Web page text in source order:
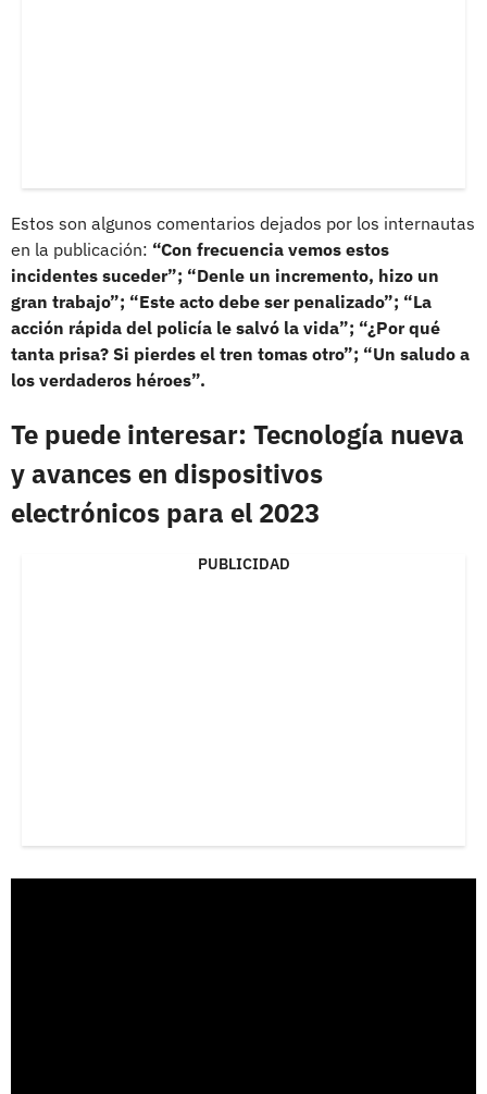
Estos son algunos comentarios dejados por los internautas
en la publicación: “Con frecuencia vemos estos
incidentes suceder”; “Denle un incremento, hizo un
gran trabajo”; “Este acto debe ser penalizado”; “La
acción rápida del policía le salvó la vida”; “¿Por qué
tanta prisa? Si pierdes el tren tomas otro”; “Un saludo a
los verdaderos héroes”.
Te puede interesar: Tecnología nueva
y avances en dispositivos
electrónicos para el 2023
PUBLICIDAD